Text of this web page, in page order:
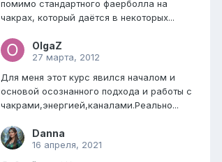
помимо стандартного фаерболла на
чакрах, который даётся в некоторых...
OlgaZ
27 марта, 2012
Для меня этот курс явился началом и
основой осознанного подхода и работы с
чакрами,энергией,каналами.Реально...
Danna
16 апреля, 2021